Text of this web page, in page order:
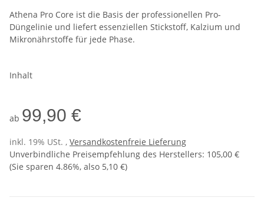
Athena Pro Core ist die Basis der professionellen Pro-
Düngelinie und liefert essenziellen Stickstoff, Kalzium und
Mikronährstoffe für jede Phase.
Inhalt
ab 99,90 €
inkl. 19% USt. , Versandkostenfreie Lieferung
Unverbindliche Preisempfehlung des Herstellers: 105,00 €
(Sie sparen 4.86%, also 5,10 €)